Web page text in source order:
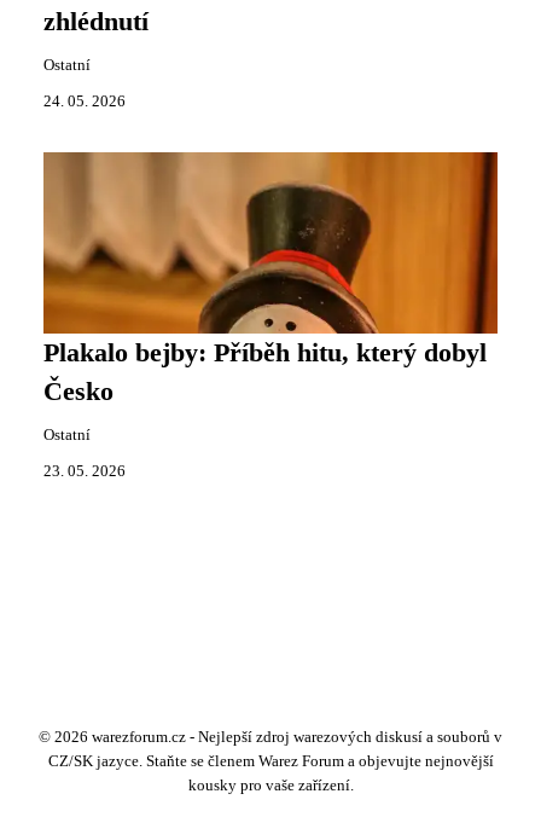
zhlédnutí
Ostatní
24. 05. 2026
Plakalo bejby: Příběh hitu, který dobyl
Česko
Ostatní
23. 05. 2026
© 2026 warezforum.cz - Nejlepší zdroj warezových diskusí a souborů v
CZ/SK jazyce. Staňte se členem Warez Forum a objevujte nejnovější
kousky pro vaše zařízení.